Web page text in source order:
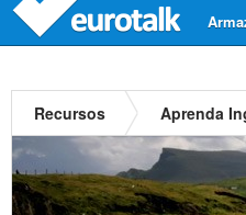
Recursos Aprenda